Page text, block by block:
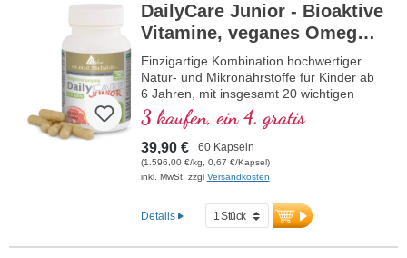
DailyCare Junior - Bioaktive
Vitamine, veganes Omega-3
+ Spurenelemente und
hochwertige Pflanzenstoffe
Einzigartige Kombination hochwertiger
Natur- und Mikronährstoffe für Kinder ab
6 Jahren, mit insgesamt 20 wichtigen
Nährstoffen für Ihr Kind.
3 kaufen, ein 4. gratis
39,90 € 60 Kapseln
(1.596,00 €/kg, 0,67 €/Kapsel)
inkl. MwSt. zzgl Versandkosten
Details